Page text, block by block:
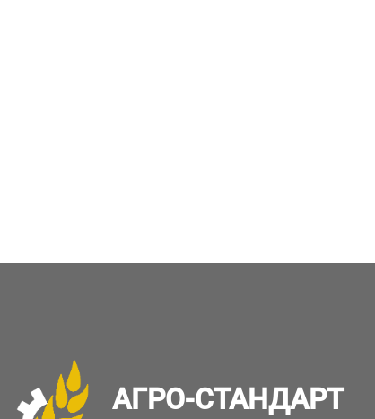
АГРО-СТАНДАРТ